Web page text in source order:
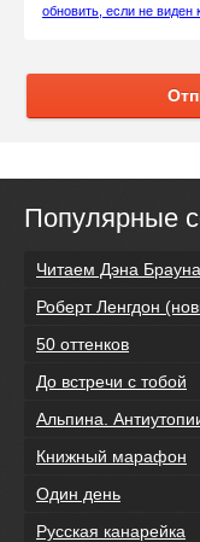
обновить, если не виден
Популярные
Читаем Дэна
Роберт Ленгдон
50 оттенков
До встречи с тобой
Альпина.
Книжный марафон
Один день
Русская канарейка